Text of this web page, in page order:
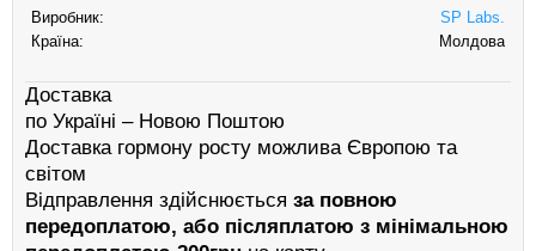
Виробник:
SP Labs.
Країна:
Молдова
Доставка
по Україні – Новою Поштою
Доставка гормону росту можлива Європою та
світом
Відправлення здійснюється за повною
передоплатою, або післяплатою з мінімальною